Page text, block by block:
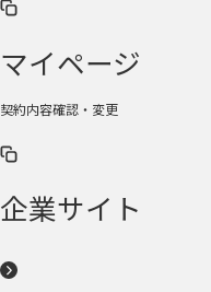
マイページ
契約内容確認・変更
企業サイト